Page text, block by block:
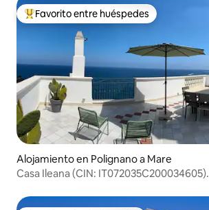
Favorito entre huéspedes preferido
Favorito entre huéspedes
Alojamiento en Polignano a Mare
Casa Ileana (CIN: IT072035C200034605).